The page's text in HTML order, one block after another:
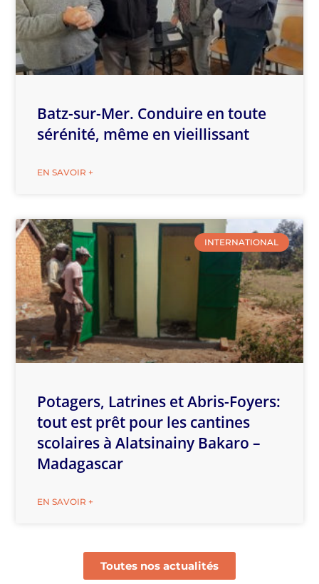
Batz-sur-Mer. Conduire en toute
sérénité, même en vieillissant
EN SAVOIR +
INTERNATIONAL
Potagers, Latrines et Abris-Foyers:
tout est prêt pour les cantines
scolaires à Alatsinainy Bakaro –
Madagascar
EN SAVOIR +
Toutes nos actualités